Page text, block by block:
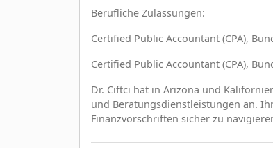
Berufliche Zulassungen:
Certified Public Accountant (CPA),
Certified Public Accountant (CPA),
Dr. Ciftci hat in Arizona und
und Beratungsdienstleistungen an.
Finanzvorschriften sicher zu